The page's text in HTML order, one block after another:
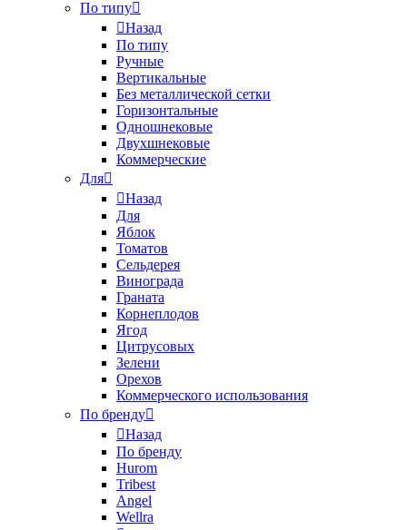
По типу
Назад
По типу
Ручные
Вертикальные
Без металлической сетки
Горизонтальные
Одношнековые
Двухшнековые
Коммерческие
Для
Назад
Для
Яблок
Томатов
Cельдерея
Винограда
Граната
Корнеплодов
Ягод
Цитрусовых
Зелени
Орехов
Коммерческого использования
По бренду
Назад
По бренду
Hurom
Tribest
Angel
Wellra